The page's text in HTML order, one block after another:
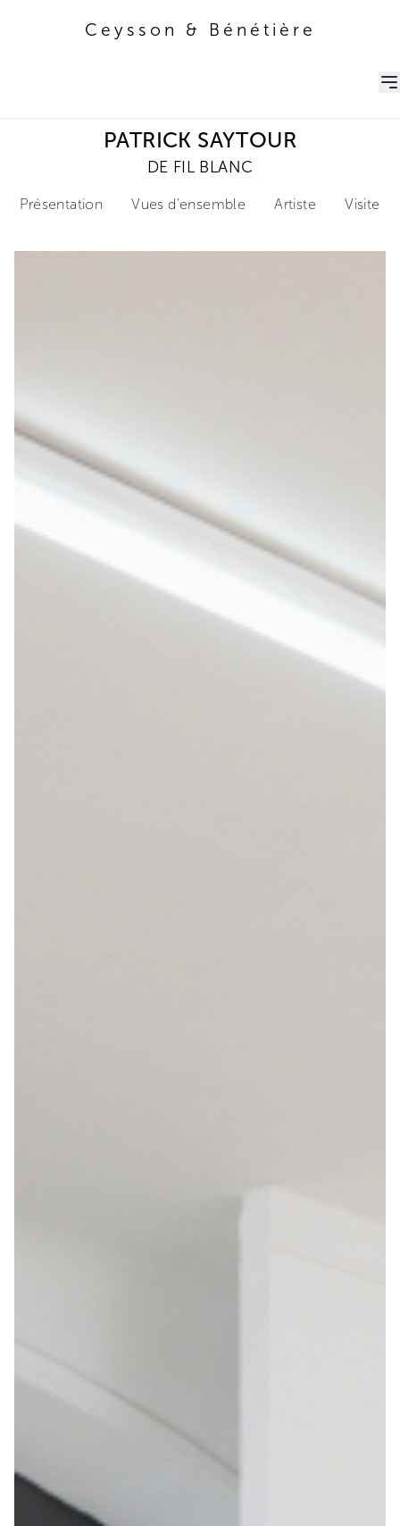
Ceysson & Bénétière
PATRICK SAYTOUR
DE FIL BLANC
Présentation Vues d'ensemble Artiste Visite